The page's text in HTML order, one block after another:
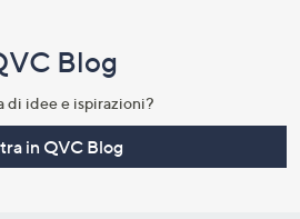
Blog
di idee e ispirazioni?
in QVC Blog